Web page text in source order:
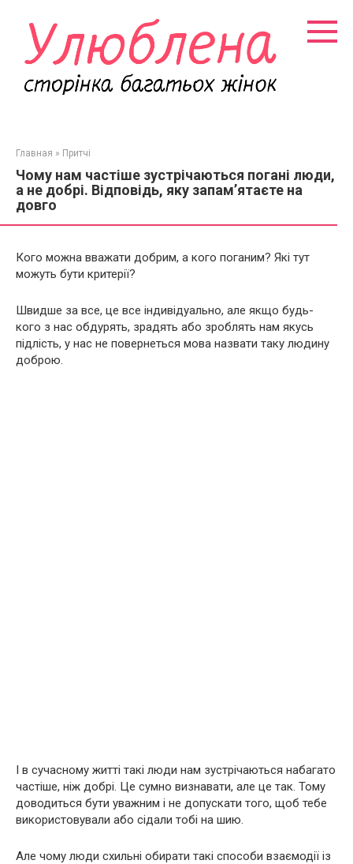
контенту
Главная » Притчі
Чому нам частіше зустрічаються погані люди,
а не добрі. Відповідь, яку запам’ятаєте на
довго
Кого можна вважати добрим, а кого поганим? Які тут
можуть бути критерії?
Швидше за все, це все індивідуально, але якщо будь-
кого з нас обдурять, зрадять або зроблять нам якусь
підлість, у нас не повернеться мова назвати таку людину
доброю.
І в сучасному житті такі люди нам зустрічаються набагато
частіше, ніж добрі. Це сумно визнавати, але це так. Тому
доводиться бути уважним і не допускати того, щоб тебе
використовували або сідали тобі на шию.
Але чому люди схильні обирати такі способи взаємодії із